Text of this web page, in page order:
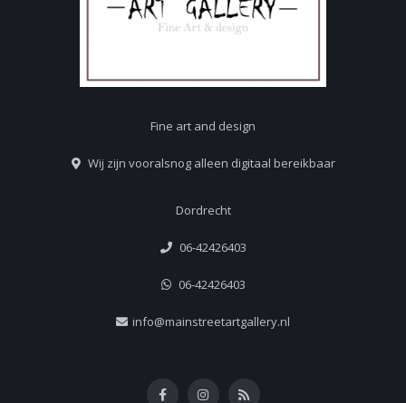
Fine art and design
Wij zijn vooralsnog alleen digitaal bereikbaar
Dordrecht
06-42426403
06-42426403
info@mainstreetartgallery.nl